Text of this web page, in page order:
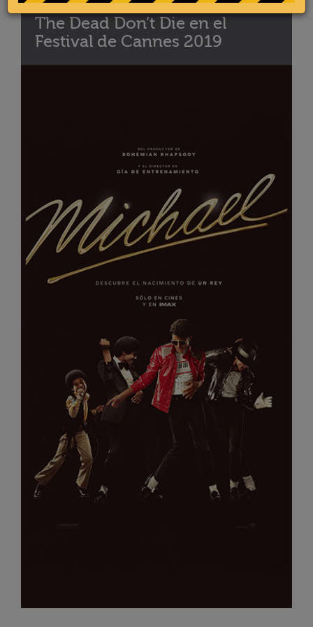
The Dead Don’t Die en el
Festival de Cannes 2019